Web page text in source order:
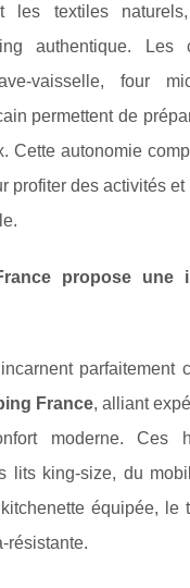
les textiles
authentique. Les
vaisselle, four
permettent de
Cette autonomie
profiter des activités
propose une
parfaitement
France, alliant
moderne. Ces
lits king-size, du
équipée, le
résistante.